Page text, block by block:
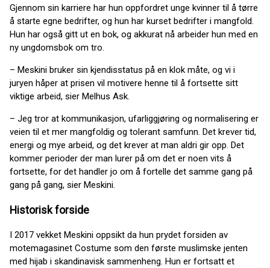
Gjennom sin karriere har hun oppfordret unge kvinner til å tørre
å starte egne bedrifter, og hun har kurset bedrifter i mangfold.
Hun har også gitt ut en bok, og akkurat nå arbeider hun med en
ny ungdomsbok om tro.
– Meskini bruker sin kjendisstatus på en klok måte, og vi i
juryen håper at prisen vil motivere henne til å fortsette sitt
viktige arbeid, sier Melhus Ask.
– Jeg tror at kommunikasjon, ufarliggjøring og normalisering er
veien til et mer mangfoldig og tolerant samfunn. Det krever tid,
energi og mye arbeid, og det krever at man aldri gir opp. Det
kommer perioder der man lurer på om det er noen vits å
fortsette, for det handler jo om å fortelle det samme gang på
gang på gang, sier Meskini.
Historisk forside
I 2017 vekket Meskini oppsikt da hun prydet forsiden av
motemagasinet Costume som den første muslimske jenten
med hijab i skandinavisk sammenheng. Hun er fortsatt et